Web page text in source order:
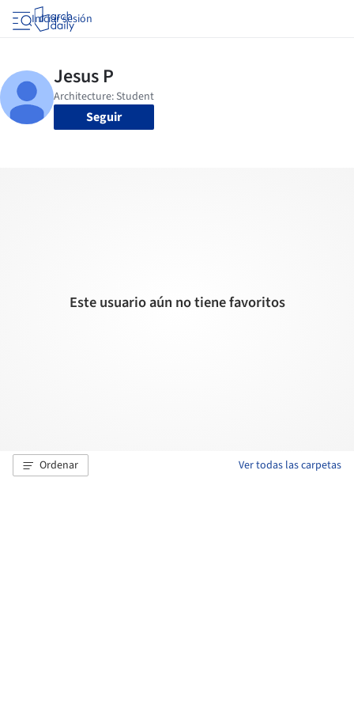
Iniciar sesión
Seguir
Este usuario aún no tiene favoritos
Ordenar Ver todas las carpetas